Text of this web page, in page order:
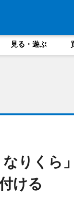
見る・遊ぶ
りくら
ける